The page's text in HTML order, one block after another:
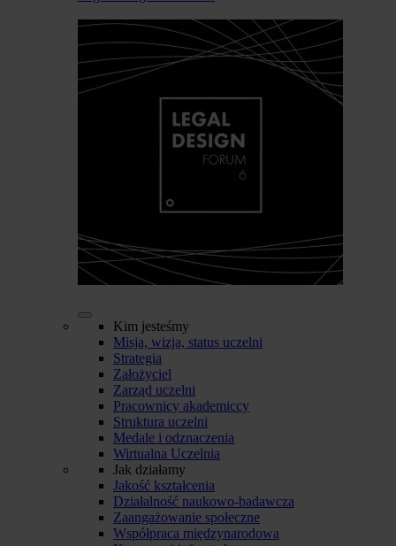
Kim jesteśmy
Misja, wizja, status uczelni
Strategia
Założyciel
Zarząd uczelni
Pracownicy akademiccy
Struktura uczelni
Medale i odznaczenia
Wirtualna Uczelnia
Jak działamy
Jakość kształcenia
Działalność naukowo-badawcza
Zaangażowanie społeczne
Współpraca międzynarodowa